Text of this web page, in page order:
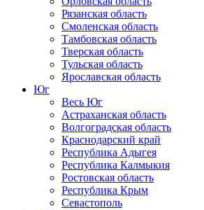
Рязанская область
Смоленская область
Тамбовская область
Тверская область
Тульская область
Ярославская область
Юг
Весь Юг
Астраханская область
Волгоградская область
Краснодарский край
Республика Адыгея
Республика Калмыкия
Ростовская область
Республика Крым
Севастополь